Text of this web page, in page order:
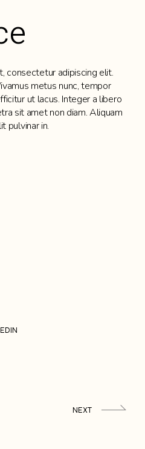
consectetur adipiscing elit.
metus nunc, tempor
ut lacus. Integer a libero
sit amet non diam. Aliquam
pulvinar in.
NEXT